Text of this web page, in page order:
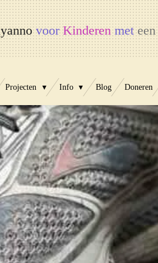
voorKinderenmeteen
Projecten Info Blog Doneren